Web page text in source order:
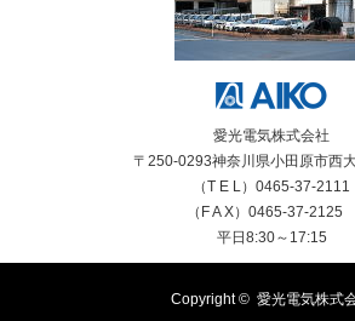
愛光電気株式会社
〒250-0293神奈川県小田原市西
（T E L）0465-37-2111
（F A X）0465-37-2125
平日8:30～17:15
Copyright © 愛光電気株式